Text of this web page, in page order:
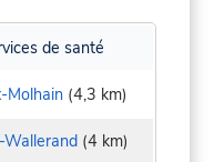
de santé
Molhain(4,3 km)
Wallerand (4 km)